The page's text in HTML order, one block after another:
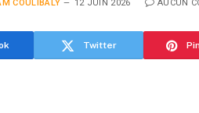
COULIBALY 12 JUIN 2026 AUCUN
Twitter